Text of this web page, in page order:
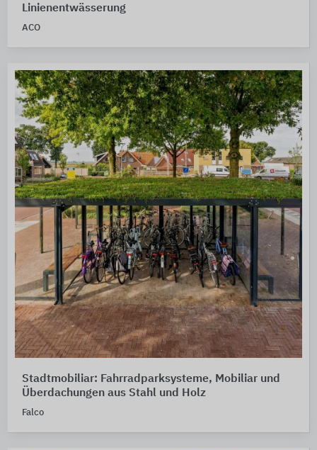
Linienentwässerung
ACO
Stadtmobiliar: Fahrradparksysteme, Mobiliar und
Überdachungen aus Stahl und Holz
Falco